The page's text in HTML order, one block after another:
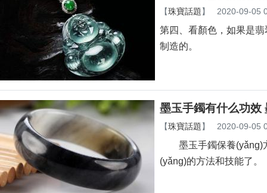
【珠寶話題】 2020-09-05
第四、看顏色，如果是翡
制造的。
墨玉手鐲有什么功
【珠寶話題】 2020-09-05
墨玉手鐲保養(yǎng)方
(yǎng)的方法和技能了。